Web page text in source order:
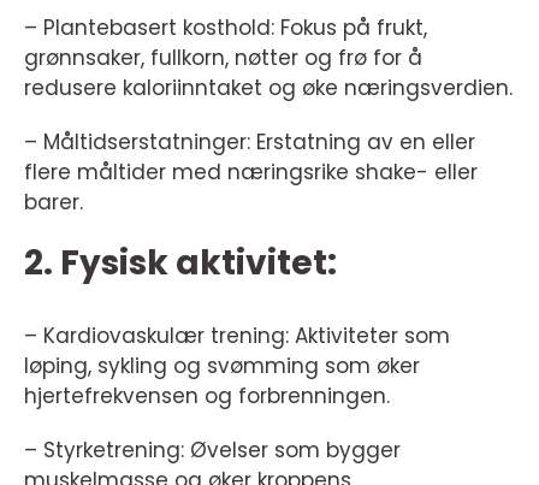
– Plantebasert kosthold: Fokus på frukt,
grønnsaker, fullkorn, nøtter og frø for å
redusere kaloriinntaket og øke næringsverdien.
– Måltidserstatninger: Erstatning av en eller
flere måltider med næringsrike shake- eller
barer.
2. Fysisk aktivitet:
– Kardiovaskulær trening: Aktiviteter som
løping, sykling og svømming som øker
hjertefrekvensen og forbrenningen.
– Styrketrening: Øvelser som bygger